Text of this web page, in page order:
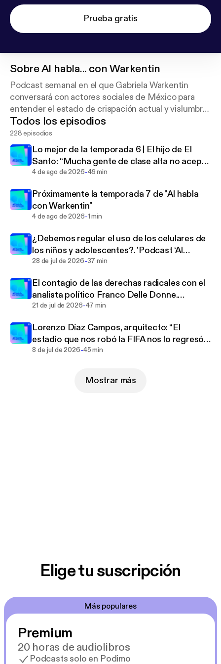
Prueba gratis
SobreAl habla... con Warkentin
Podcast semanal en el que Gabriela Warkentin
conversará con actores sociales de México para
entender el estado de crispación actual y vislumbrar
caminos de distensión. Un refugio para la necesaria
conversación constructiva y contextual.
Todos los episodios
228 episodios
Lo mejor de la temporada 6 | El hijo de El
Santo: “Mucha gente de clase alta no acepta
que le gusta la lucha libre”
4 de ago de 2026-49 min
Próximamente la temporada 7 de "Al habla
con Warkentin"
4 de ago de 2026-1 min
¿Debemos regular el uso de los celulares de
los niños y adolescentes?. 'Podcast ‘Al
habla... con Warkentin’ | Ep. 218
28 de jul de 2026-37 min
El contagio de las derechas radicales con el
analista político Franco Delle Donne.
'Podcast ‘Al habla... con Warkentin’ | Ep. 217
21 de jul de 2026-47 min
Lorenzo Díaz Campos, arquitecto: “El
estadio que nos robó la FIFA nos lo regresó
la calle” .'Podcast ‘Al habla... con Warkentin’ |
8 de jul de 2026-45 min
Mostrar más
Elige tu suscripción
Más populares
Premium
20 horas de audiolibros
Podcasts solo en Podimo